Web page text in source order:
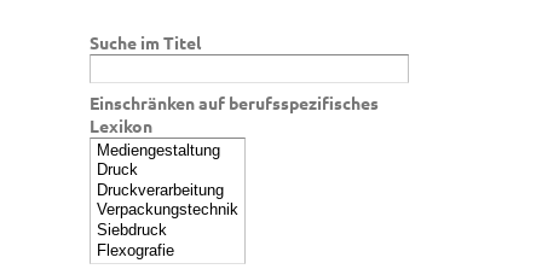
Suche im Titel
Einschränken auf berufsspezifisches
Lexikon